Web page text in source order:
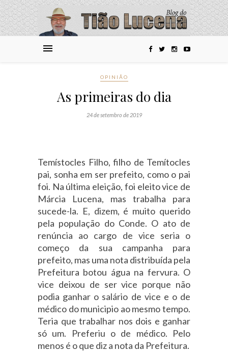
OPINIÃO
As primeiras do dia
24 de setembro de 2019
Temístocles Filho, filho de Temítocles
pai, sonha em ser prefeito, como o pai
foi. Na última eleição, foi eleito vice de
Márcia Lucena, mas trabalha para
sucede-la. E, dizem, é muito querido
pela população do Conde. O ato de
renúncia ao cargo de vice seria o
começo da sua campanha para
prefeito, mas uma nota distribuída pela
Prefeitura botou água na fervura. O
vice deixou de ser vice porque não
podia ganhar o salário de vice e o de
médico do municipio ao mesmo tempo.
Teria que trabalhar nos dois e ganhar
só um. Preferiu o de médico. Pelo
menos é o que diz a nota da Prefeitura.